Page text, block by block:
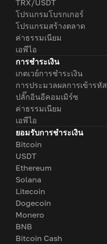
TRX/USDT
โปรแกรมโบรกเกอร์
โปรแกรมสร้างตลาด
ค่าธรรมเนียม
เอพีไอ
การชำระเงิน
เกตเวย์การชำระเงิน
การประมวลผลการเข้ารหัส
ปลั๊กอินอีคอมเมิร์ซ
ค่าธรรมเนียม
เอพีไอ
ยอมรับการชำระเงิน
Bitcoin
USDT
Ethereum
Solana
Litecoin
Dogecoin
Monero
BNB
Bitcoin Cash